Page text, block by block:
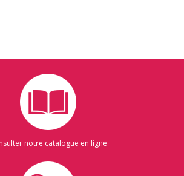
notre catalogue en ligne